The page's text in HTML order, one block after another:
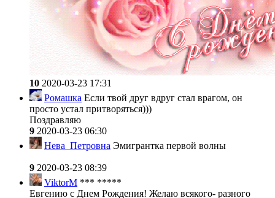
10 2020-03-23 17:31
Ромашка Если твой друг вдруг стал врагом, он
просто устал притворяться)))
Поздравляю
9 2020-03-23 06:30
Нева_Петровна Эмигрантка первой волны
9 2020-03-23 08:39
ViktorM *** *****
Евгению с Днем Рождения! Желаю всякого- разного